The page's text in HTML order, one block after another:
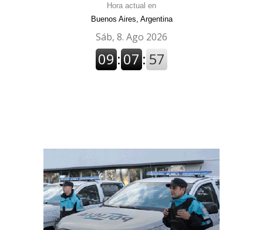
Hora actual en
Buenos Aires, Argentina